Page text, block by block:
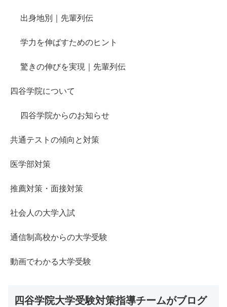
出身地別｜先輩列伝
学力を伸ばすためのヒント
驚きの伸びを実現｜先輩列伝
四谷学院について
四谷学院からのお知らせ
共通テストの傾向と対策
医学部対策
推薦対策・面接対策
社会人の大学入試
通信制高校からの大学受験
動画でわかる大学受験
四谷学院大学受験対策指導チームがブログ